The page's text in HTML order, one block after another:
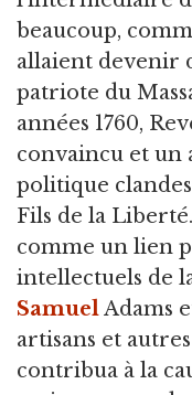
beaucoup,
allaient devenir
patriote du
années 1760,
convaincu et un
politique
Fils de la
comme un lien
intellectuels de
SamuelAdams
artisans et
contribua à la